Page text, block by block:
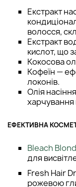
Екстракт
волосся,
Екстракт
кислот, що
Кокосова
Кофеїн —
локонів.
Олія
харчування
ЕФЕКТИВНА
Bleach
для
Fresh Hair
рожевою